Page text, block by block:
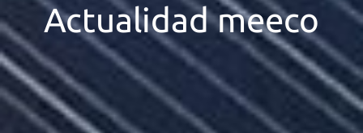
Actualidad meeco